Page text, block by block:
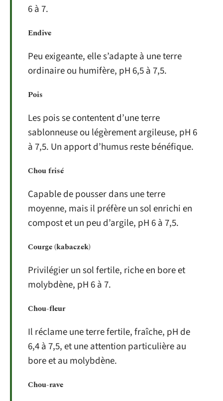
6 à 7.
Endive
Peu exigeante, elle s’adapte à une terre
ordinaire ou humifère, pH 6,5 à 7,5.
Pois
Les pois se contentent d’une terre
sablonneuse ou légèrement argileuse, pH 6
à 7,5. Un apport d’humus reste bénéfique.
Chou frisé
Capable de pousser dans une terre
moyenne, mais il préfère un sol enrichi en
compost et un peu d’argile, pH 6 à 7,5.
Courge (kabaczek)
Privilégier un sol fertile, riche en bore et
molybdène, pH 6 à 7.
Chou-fleur
Il réclame une terre fertile, fraîche, pH de
6,4 à 7,5, et une attention particulière au
bore et au molybdène.
Chou-rave